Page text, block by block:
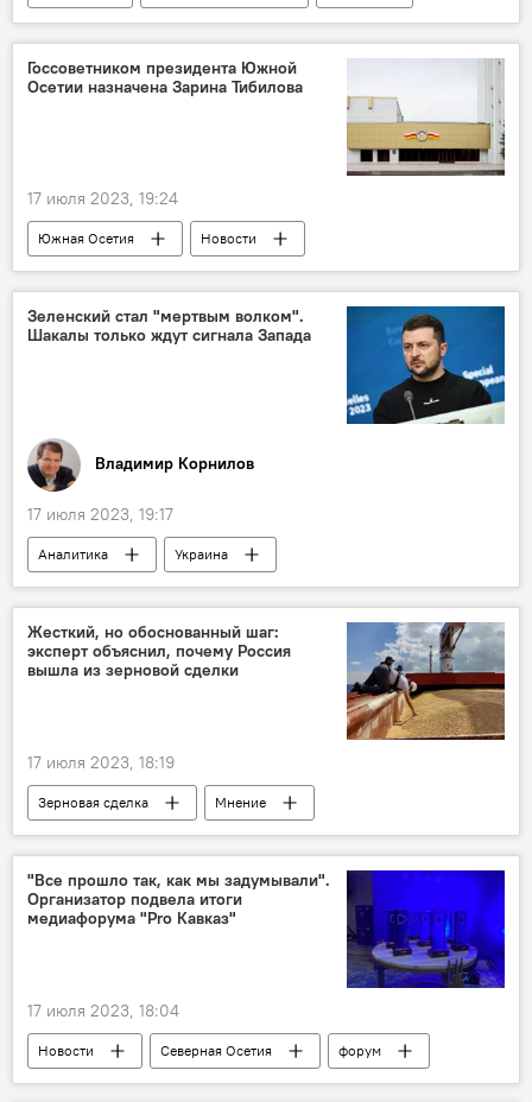
Новости
Госсоветником президента Южной
Осетии назначена Зарина Тибилова
17 июля 2023, 19:24
Южная Осетия
Новости
Президент Южной Осетии
Алан Гаглоев
Зеленский стал "мертвым волком".
Шакалы только ждут сигнала Запада
Владимир Корнилов
17 июля 2023, 19:17
Аналитика
Украина
Владимир Зеленский
НАТО
Политика
Колумнисты
Запад
СМИ
Жесткий, но обоснованный шаг:
эксперт объяснил, почему Россия
вышла из зерновой сделки
17 июля 2023, 18:19
Зерновая сделка
Мнение
Интервью
В мире
Россия
Запад
Новости
Торговля
"Все прошло так, как мы задумывали".
Организатор подвела итоги
медиафорума "Pro Кавказ"
17 июля 2023, 18:04
Новости Северная Осетия
форум
Медиафорум "Pro Кавказ"
Владикавказ